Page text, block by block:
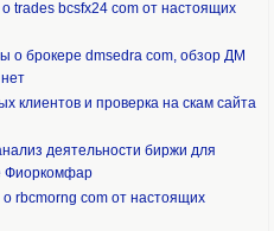
trades bcsfx24 com от настоящих
о брокере dmsedra com, обзор ДМ
клиентов и проверка на скам сайта
деятельности биржи для
Фиоркомфар
rbcmorng com от настоящих